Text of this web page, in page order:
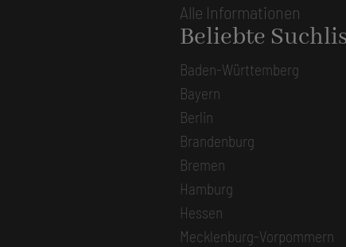
Alle Informationen
Beliebte
Baden-Württemberg
Bayern
Berlin
Brandenburg
Bremen
Hamburg
Hessen
Mecklenburg-Vorpommern